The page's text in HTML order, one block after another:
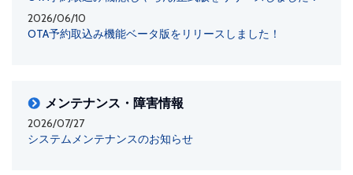
2026/06/10
OTA予約取込み機能ベータ版をリリースしました！
メンテナンス・障害情報
2026/07/27
システムメンテナンスのお知らせ